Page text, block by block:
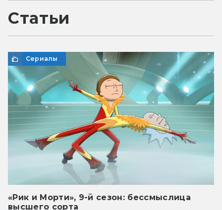
Статьи
Сериалы
«Рик и Морти», 9-й сезон: бессмыслица
высшего сорта